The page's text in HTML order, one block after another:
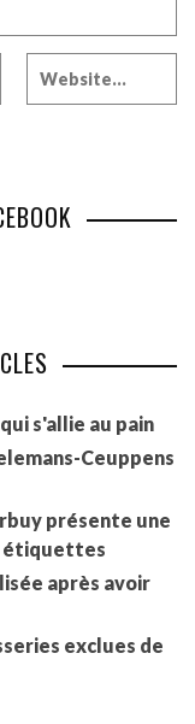
s'allie au pain
Ceuppens
présente une
étiquettes
après avoir
exclues de